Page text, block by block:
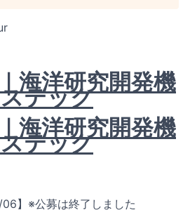
海洋研究開発機
テック
海洋研究開発機
テック
】※公募は終了しました